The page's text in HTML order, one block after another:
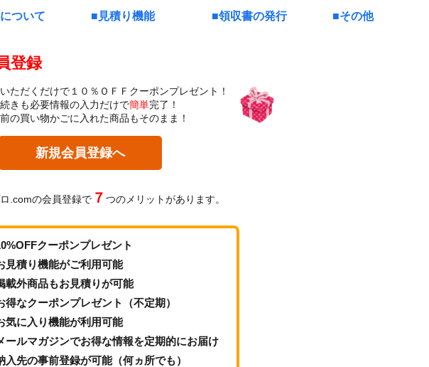
ついて
見積り機能 領収書の発行 その他
登録
ただくだけで１０％ＯＦＦクーポンプレゼント！
きも必要情報の入力だけで簡単完了！
の買い物かごに入れた商品もそのまま！
新規会員登録へ
.comの会員登録で ７ つのメリットがあります。
クーポンプレゼント
見積り機能がご利用可能
載外商品もお見積りが可能
得なクーポンプレゼント（不定期）
気に入り機能が利用可能
ールマガジンでお得な情報を定期的にお届け
入先の事前登録が可能（何ヵ所でも）